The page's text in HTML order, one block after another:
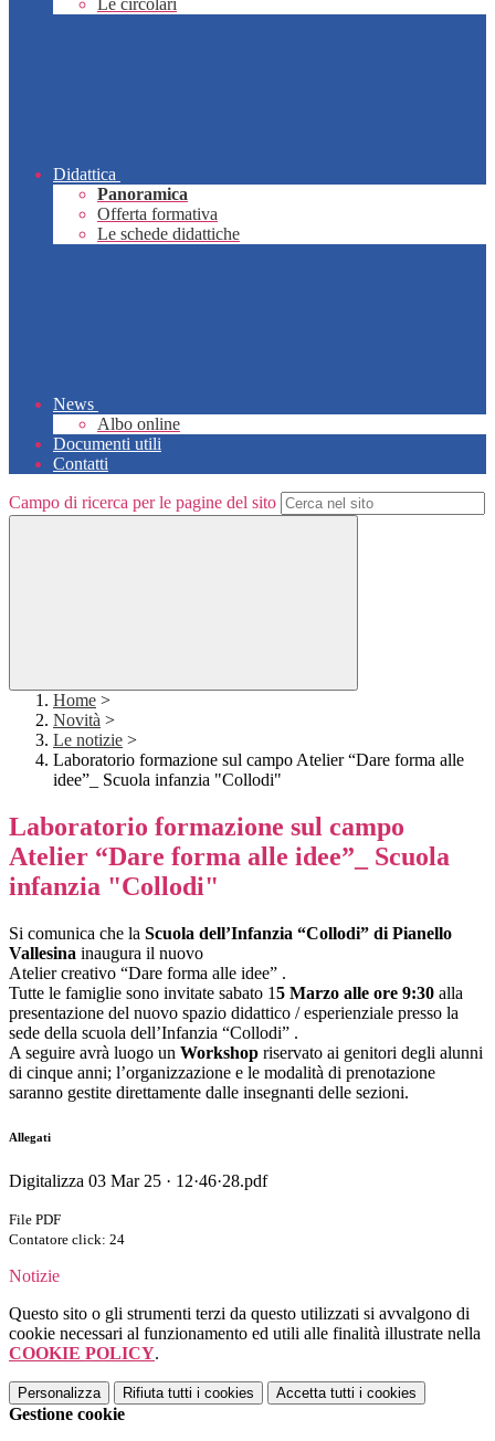
Le circolari
Didattica
Panoramica
Offerta formativa
Le schede didattiche
News
Albo online
Documenti utili
Contatti
Campo di ricerca per le pagine del sito
Home >
Novità >
Le notizie >
Laboratorio formazione sul campo Atelier “Dare forma alle
idee”_ Scuola infanzia "Collodi"
Laboratorio formazione sul campo
Atelier “Dare forma alle idee”_ Scuola
infanzia "Collodi"
Si comunica che la Scuola dell’Infanzia “Collodi” di Pianello
Vallesina inaugura il nuovo
Atelier creativo “Dare forma alle idee” .
Tutte le famiglie sono invitate sabato 15 Marzo alle ore 9:30 alla
presentazione del nuovo spazio didattico / esperienziale presso la
sede della scuola dell’Infanzia “Collodi” .
A seguire avrà luogo un Workshop riservato ai genitori degli alunni
di cinque anni; l’organizzazione e le modalità di prenotazione
saranno gestite direttamente dalle insegnanti delle sezioni.
Allegati
Digitalizza 03 Mar 25 · 12·46·28.pdf
File PDF
Contatore click: 24
Notizie
Questo sito o gli strumenti terzi da questo utilizzati si avvalgono di
cookie necessari al funzionamento ed utili alle finalità illustrate nella
COOKIE POLICY.
Personalizza Rifiuta tutti i cookies Accetta tutti i cookies
Gestione cookie